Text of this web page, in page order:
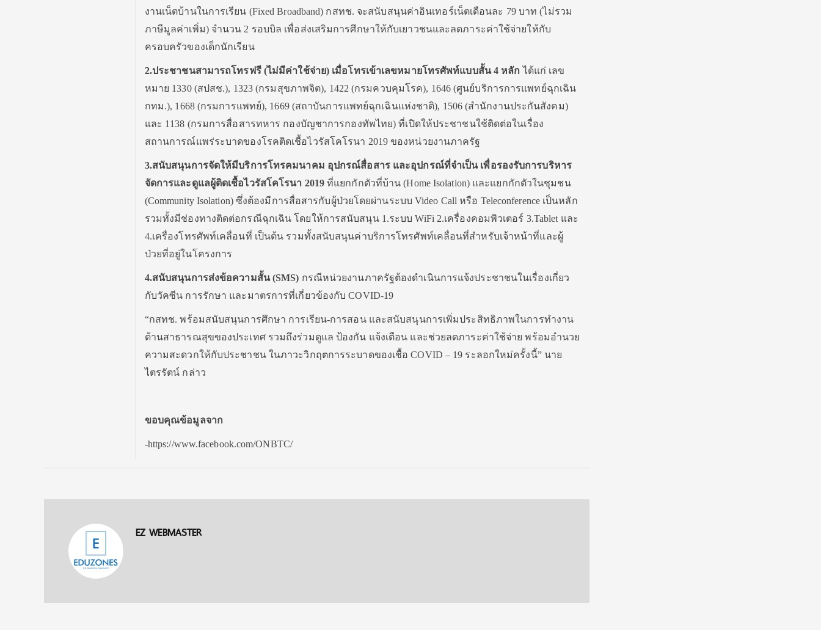
งานเน็ตบ้านในการเรียน (Fixed Broadband) กสทช. จะสนับสนุนค่าอินเทอร์เน็ตเดือนละ 79 บาท (ไม่รวม
ภาษีมูลค่าเพิ่ม) จำนวน 2 รอบบิล เพื่อส่งเสริมการศึกษาให้กับเยาวชนและลดภาระค่าใช้จ่ายให้กับ
ครอบครัวของเด็กนักเรียน
2.ประชาชนสามารถโทรฟรี (ไม่มีค่าใช้จ่าย) เมื่อโทรเข้าเลขหมายโทรศัพท์แบบสั้น 4 หลัก ได้แก่ เลข
หมาย 1330 (สปสช.), 1323 (กรมสุขภาพจิต), 1422 (กรมควบคุมโรค), 1646 (ศูนย์บริการการแพทย์ฉุกเฉิน
กทม.), 1668 (กรมการแพทย์), 1669 (สถาบันการแพทย์ฉุกเฉินแห่งชาติ), 1506 (สำนักงานประกันสังคม)
และ 1138 (กรมการสื่อสารทหาร กองบัญชาการกองทัพไทย) ที่เปิดให้ประชาชนใช้ติดต่อในเรื่อง
สถานการณ์แพร่ระบาดของโรคติดเชื้อไวรัสโคโรนา 2019 ของหน่วยงานภาครัฐ
3.สนับสนุนการจัดให้มีบริการโทรคมนาคม อุปกรณ์สื่อสาร และอุปกรณ์ที่จำเป็น เพื่อรองรับการบริหาร
จัดการและดูแลผู้ติดเชื้อไวรัสโคโรนา 2019ที่แยกกักตัวที่บ้าน (Home Isolation) และแยกกักตัวในชุมชน
(Community Isolation) ซึ่งต้องมีการสื่อสารกับผู้ป่วยโดยผ่านระบบ Video Call หรือ Teleconference เป็นหลัก
รวมทั้งมีช่องทางติดต่อกรณีฉุกเฉิน โดยให้การสนับสนุน 1.ระบบ WiFi 2.เครื่องคอมพิวเตอร์ 3.Tablet และ
4.เครื่องโทรศัพท์เคลื่อนที่ เป็นต้น รวมทั้งสนับสนุนค่าบริการโทรศัพท์เคลื่อนที่สำหรับเจ้าหน้าที่และผู้
ป่วยที่อยู่ในโครงการ
4.สนับสนุนการส่งข้อความสั้น (SMS) กรณีหน่วยงานภาครัฐต้องดำเนินการแจ้งประชาชนในเรื่องเกี่ยว
กับวัคซีน การรักษา และมาตรการที่เกี่ยวข้องกับ COVID-19
“กสทช. พร้อมสนับสนุนการศึกษา การเรียน-การสอน และสนับสนุนการเพิ่มประสิทธิภาพในการทำงาน
ด้านสาธารณสุขของประเทศ รวมถึงร่วมดูแล ป้องกัน แจ้งเตือน และช่วยลดภาระค่าใช้จ่าย พร้อมอำนวย
ความสะดวกให้กับประชาชน ในภาวะวิกฤตการระบาดของเชื้อ COVID – 19 ระลอกใหม่ครั้งนี้” นาย
ไตรรัตน์ กล่าว
ขอบคุณข้อมูลจาก
-https://www.facebook.com/ONBTC/
EZ WEBMASTER